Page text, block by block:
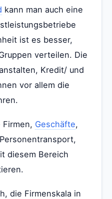
kann man auch eine
ist es besser,
verteilen. Die
Kredit/ und
vor allem die
Geschäfte,
diesem Bereich
die Firmenskala in